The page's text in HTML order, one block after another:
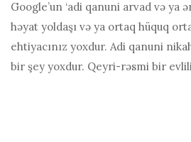
Google’un ‘adi qanuni arvad və ya
həyat yoldaşı və ya ortaq hüquq
ehtiyacınız yoxdur. Adi qanuni
bir şey yoxdur. Qeyri-rəsmi bir